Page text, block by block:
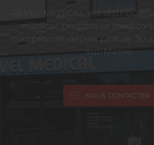
REVEL MEDICAL est
médical, prestataire médico-
compétents depuis plus de 30
sur-Marne.
NOUS CONTACTER